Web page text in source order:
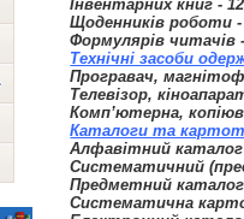
Інвентарних книг - 12
Щоденників роботи -
Формулярів читачів
Технічні засоби
Програвач,
Телевізор,
Комп’ютерна,
Каталоги та
Алфавітний каталог
Систематичний
Предметний
Систематична